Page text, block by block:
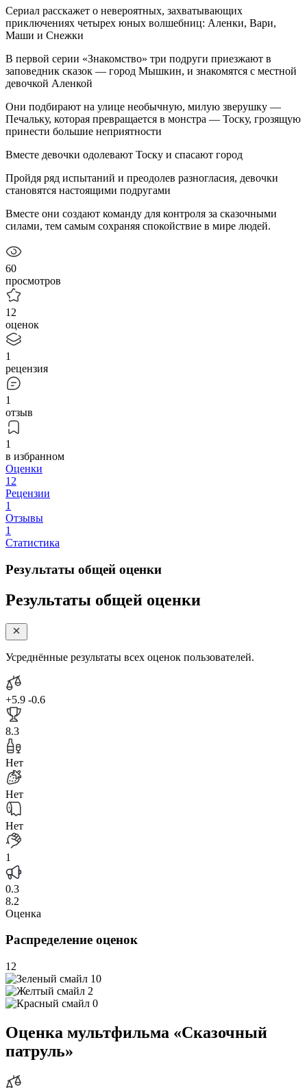
Сериал расскажет о невероятных, захватывающих
приключениях четырех юных волшебниц: Аленки, Вари,
Маши и Снежки
В первой серии «Знакомство» три подруги приезжают в
заповедник сказок — город Мышкин, и знакомятся с местной
девочкой Аленкой
Они подбирают на улице необычную, милую зверушку —
Печальку, которая превращается в монстра — Тоску, грозящую
принести большие неприятности
Вместе девочки одолевают Тоску и спасают город
Пройдя ряд испытаний и преодолев разногласия, девочки
становятся настоящими подругами
Вместе они создают команду для контроля за сказочными
силами, тем самым сохраняя спокойствие в мире людей.
60
просмотров
12
оценок
1
рецензия
1
отзыв
1
в избранном
Оценки
12
Рецензии
1
Отзывы
1
Статистика
Результаты общей оценки
Результаты общей оценки
Усреднённые результаты всех оценок пользователей.
+5.9 -0.6
8.3
Нет
Нет
Нет
1
0.3
8.2
Оценка
Распределение оценок
12
10
2
0
Оценка мультфильма «Сказочный
патруль»